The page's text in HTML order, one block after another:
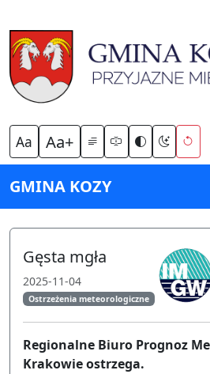
Aa Aa+
GMINA KOZY
Gęsta mgła
2025-11-04
Ostrzeżenia meteorologiczne
Regionalne Biuro Prognoz
Krakowie ostrzega.